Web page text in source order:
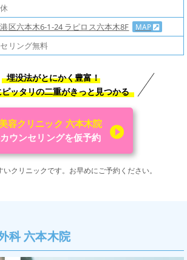
区六本木6-1-24 ラピロス六本木8F MAP
リング無料
埋没法がとにかく豊富！
ッタリの二重がきっと見つかる
容クリニック 六本木院
ウンセリングを仮予約
クリニックです。 お早めにご予約ください。
科 六本木院